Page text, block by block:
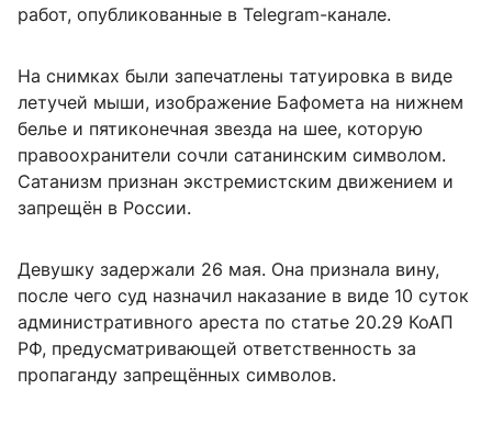
работ, опубликованные в Telegram-канале.
На снимках были запечатлены татуировка в виде
летучей мыши, изображение Бафомета на нижнем
белье и пятиконечная звезда на шее, которую
правоохранители сочли сатанинским символом.
Сатанизм признан экстремистским движением и
запрещён в России.
Девушку задержали 26 мая. Она признала вину,
после чего суд назначил наказание в виде 10 суток
административного ареста по статье 20.29 КоАП
РФ, предусматривающей ответственность за
пропаганду запрещённых символов.